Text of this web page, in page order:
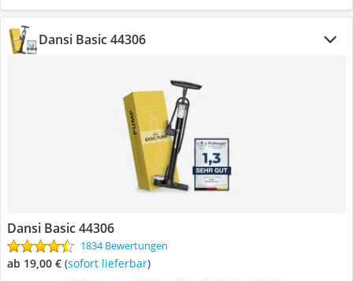
Dansi Basic 44306
Dansi Basic 44306
1834 Bewertungen
ab 19,00 € ( Sofort lieferbar)